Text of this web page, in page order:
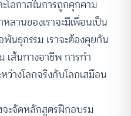
โอกาสในการถูกคุกคาม
ลานของเราจะมีเพื่อนเป็น
ธุกรรม เราจะต้องคุยกัน
เส้นทางอาชีพ การทำ
หว่างโลกจริงกับโลกเสมือน
จะจัดหลักสูตรฝึกอบรม